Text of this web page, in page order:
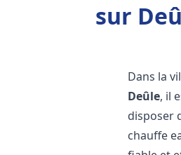
sur
Dans la
Deûle, il
disposer
chauffe